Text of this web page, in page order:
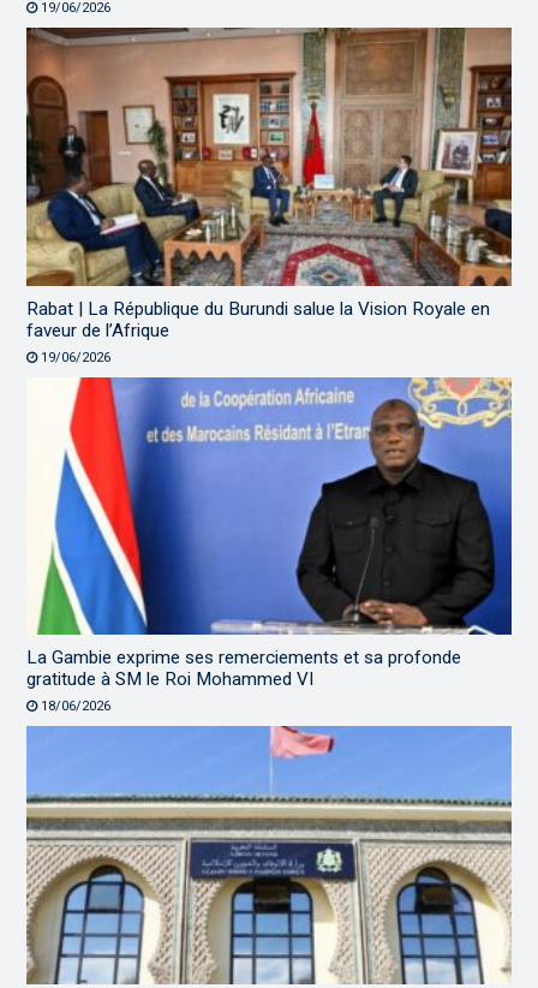
19/06/2026
Rabat | La République du Burundi salue la Vision Royale en
faveur de l’Afrique
19/06/2026
La Gambie exprime ses remerciements et sa profonde
gratitude à SM le Roi Mohammed VI
18/06/2026